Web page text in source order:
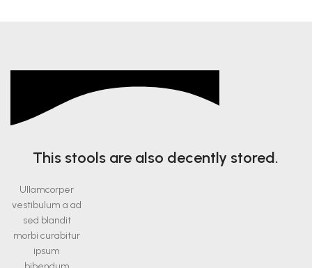
This stools are also decently stored.
Ullamcorper
vestibulum a ad
sed blandit
morbi curabitur
ipsum